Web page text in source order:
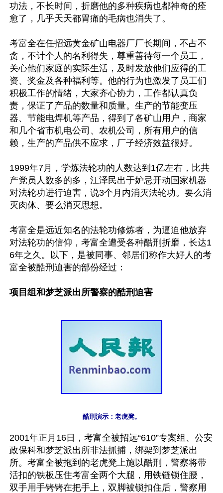
功法，不长时间，折磨他的多种疾病也都神奇的痊
愈了，几乎天天都胃痛的毛病也消失了。
考富全在任招远黄金矿山电器厂厂长期间，不占不
贪，不计个人的名利得失，尊重善待每一个员工，
关心他们家庭的实际生活，及时发放他们应得的工
资、奖金及各种福利等。他的行为也激发了员工们
积极工作的情绪，大家齐心协力，工作都认真负
责，保证了产品的数量和质量。生产的节能变压
器、节能电焊机等产品，得到了各矿山用户，商家
和几个省市机电公司、农机公司，所有用户的信
赖，生产的产品供不应求，厂子经济效益很好。
1999年7月，学炼法轮功的人数达到1亿左右，比共
产党员人数多的多，江泽民出于妒忌开动国家机器
对法轮功进行迫害，说3个月内消灭法轮功。要么消
灭肉体、要么消灭思想。
考富全是远近知名的法轮功修炼者，为逼迫他放弃
对法轮功的信仰，考富全遭受各种酷刑折磨，长达1
6年之久。以下，是被同事、邻居们称作大好人的考
富全被酷刑迫害的部份经过：
项目组和梦芝派出所警察的酷刑迫害
2001年正月16日，考富全被招远“610”专案组、公安
政保科和梦芝派出所非法抓捕，绑架到梦芝派出
所。考富全被拖到的老虎凳上施以酷刑，警察将带
活扣的铁板压住考富全两个大腿，用铁链锁住腰，
双手用手铐铐在把手上，双脚被锁扣住后，警察用